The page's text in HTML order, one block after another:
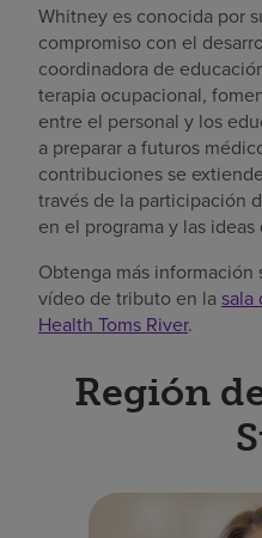
Whitney es conocida por
compromiso con el
coordinadora de
terapia ocupacional,
entre el personal y los
a preparar a futuros
contribuciones se
través de la participación
en el programa y las
Obtenga más
vídeo de tributo en la sala
Health Toms River.
Región